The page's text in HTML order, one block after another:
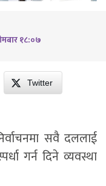
१८:०७
Twitter
सवै दललाई
गर्न दिने व्यवस्था